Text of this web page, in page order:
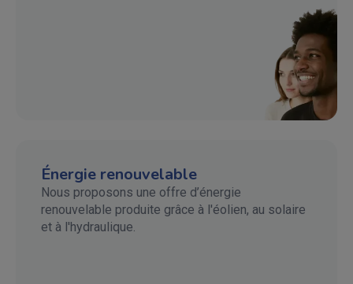
Énergie renouvelable
​Nous proposons une offre d’énergie
renouvelable produite grâce à l'éolien, au solaire
et à l'hydraulique.